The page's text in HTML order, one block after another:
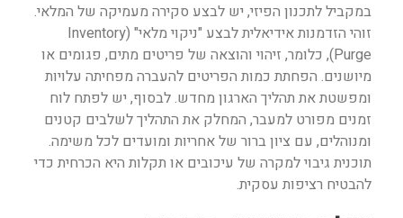
במקביל לתכנון הפיזי, יש לבצע סקירה מעמיקה של המלאי.
זוהי הזדמנות אידיאלית לבצע "ניקוי מלאי" (Inventory
Purge), כלומר, זיהוי והוצאה של פריטים מתים, פגומים או
מיושנים. הפחתת כמות הפריטים להעברה מפחיתה עלויות
ומפשטת את תהליך הארגון מחדש. לבסוף, יש לפתח לוח
זמנים מפורט למעבר, המחלק את התהליך לשלבים קטנים
ומנוהלים, עם ציון ברור של אחריות ומועדים לכל משימה.
תוכנית גיבוי למקרה של עיכובים או תקלות היא הכרחית כדי
להבטיח רציפות עסקית.